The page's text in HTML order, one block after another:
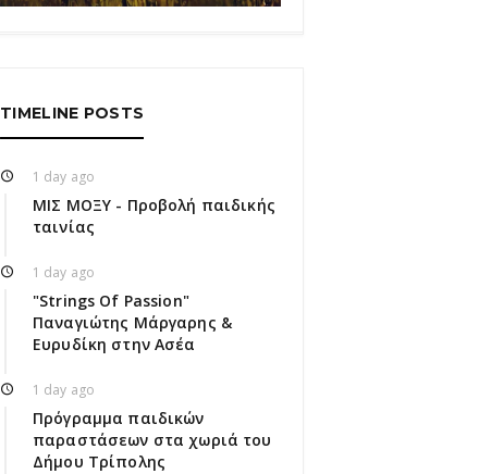
TIMELINE POSTS
1 day ago
ΜΙΣ ΜΟΞΥ - Προβολή παιδικής
ταινίας
1 day ago
"Strings Of Passion"
Παναγιώτης Μάργαρης &
Ευρυδίκη στην Ασέα
1 day ago
Πρόγραμμα παιδικών
παραστάσεων στα χωριά του
Δήμου Τρίπολης